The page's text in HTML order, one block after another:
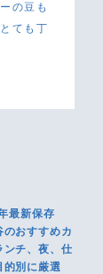
の豆も
ても丁
最新保存
のおすすめカ
ンチ、夜、仕
的別に厳選